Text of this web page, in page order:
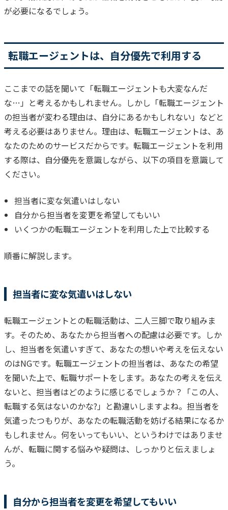
が必要になるでしょう。
転職エージェントは、自分優先で利用する
ここまでの話を聞いて「転職エージェントも大変なんだ
な…」と考えるかもしれません。 しかし「転職エージェント
の担当者が変わる理由は、自分にあるかもしれない」などと
考える必要はありません。 理由は、転職エージェントは、あ
なたのためのサービスだからです。 転職エージェントを利用
する際は、自分優先を意識しながら、以下の項目を意識して
ください。
担当者に変な気遣いはしない
自分から担当者を変更を希望してもいい
いくつかの転職エージェントを利用した上で比較する
順番に解説します。
担当者に変な気遣いはしない
転職エージェントとの転職活動は、二人三脚で取り組みま
す。 そのため、あなたから担当者への配慮は必要です。 しか
し、担当者を気遣いすぎて、あなたの想いや考えを伝えない
のはNGです。 転職エージェントの担当者は、あなたの希望
を聞いた上で、転職サポートをします。 あなたの考えを伝え
ないと、担当者はどのように感じるでしょうか？ 「この人、
転職する気はないのかな?」と勘違いしますよね。 担当者を
気遣ったつもりが、あなたの転職活動を妨げる結果になるか
もしれません。 何をいってもいい、というわけではありませ
んが、転職に関する悩みや疑問は、しっかりと伝えましょ
う。
自分から担当者を変更を希望してもいい